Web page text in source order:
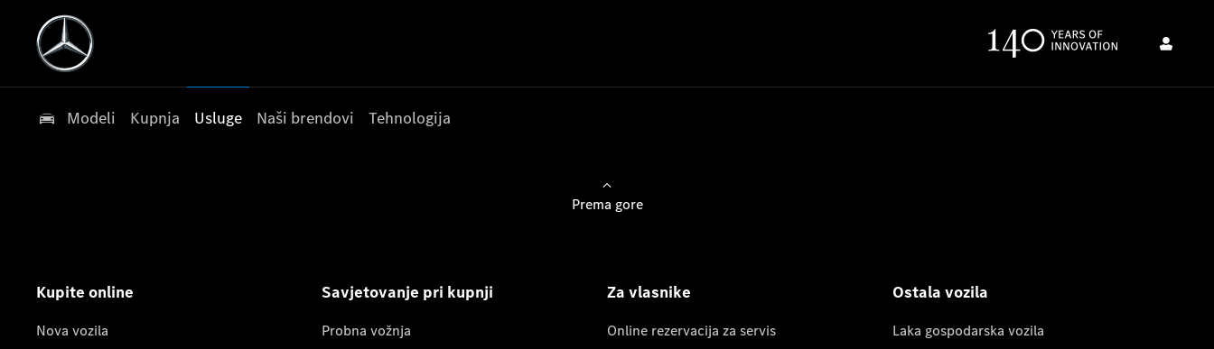
Modeli Kupnja Usluge Naši brendovi Tehnologija
Prema gore
Kupite online
Nova vozila
Savjetovanje pri kupnji
Probna vožnja
Za vlasnike
Online rezervacija za servis
Ostala vozila
Laka gospodarska vozila